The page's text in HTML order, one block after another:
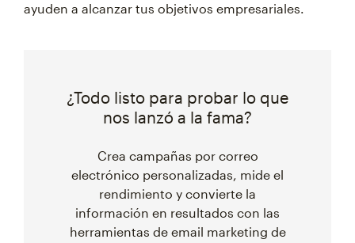
ayuden a alcanzar tus objetivos empresariales.
¿Todo listo para probar lo que
nos lanzó a la fama?
Crea campañas por correo
electrónico personalizadas, mide el
rendimiento y convierte la
información en resultados con las
herramientas de email marketing de